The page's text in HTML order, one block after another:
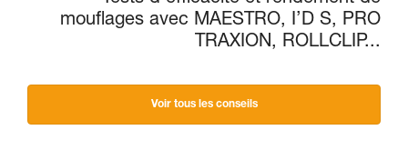
mouflages avec MAESTRO, I’D S, PRO
TRAXION, ROLLCLIP...
Voir tous les conseils